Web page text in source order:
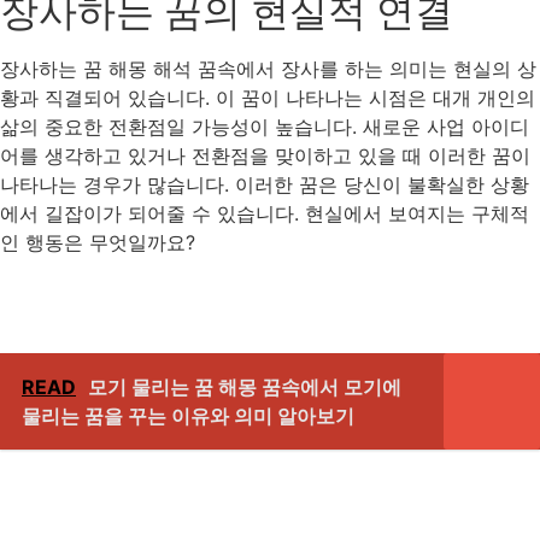
장사하는 꿈의 현실적 연결
장사하는 꿈 해몽 해석 꿈속에서 장사를 하는 의미는 현실의 상
황과 직결되어 있습니다. 이 꿈이 나타나는 시점은 대개 개인의
삶의 중요한 전환점일 가능성이 높습니다. 새로운 사업 아이디
어를 생각하고 있거나 전환점을 맞이하고 있을 때 이러한 꿈이
나타나는 경우가 많습니다. 이러한 꿈은 당신이 불확실한 상황
에서 길잡이가 되어줄 수 있습니다. 현실에서 보여지는 구체적
인 행동은 무엇일까요?
READ
모기 물리는 꿈 해몽 꿈속에서 모기에
물리는 꿈을 꾸는 이유와 의미 알아보기